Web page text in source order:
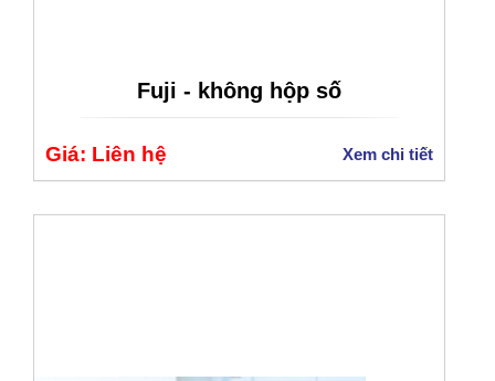
Fuji - không hộp số
Giá: Liên hệ Xem chi tiết